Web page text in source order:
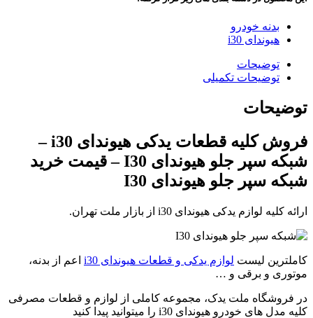
بدنه خودرو
هیوندای i30
توضیحات
توضیحات تکمیلی
توضیحات
فروش کلیه قطعات یدکی هیوندای i30 –
شبکه سپر جلو هیوندای I30 – قیمت خرید
شبکه سپر جلو هیوندای I30
ارائه کلیه لوازم یدکی هیوندای i30 از بازار ملت تهران.
کاملترین لیست لوازم یدکی و قطعات هیوندای i30
اعم از بدنه،
موتوری و برقی و …
در فروشگاه ملت یدک، مجموعه کاملی از لوازم و قطعات مصرفی
کلیه مدل های خودرو هیوندای i30 را میتوانید پیدا کنید